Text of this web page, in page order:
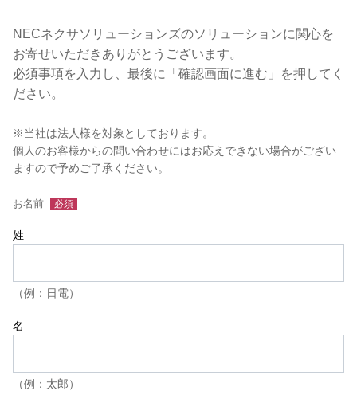
NECネクサソリューションズのソリューションに関心を
お寄せいただきありがとうございます。
必須事項を入力し、最後に「確認画面に進む」を押してく
ださい。
※当社は法人様を対象としております。
個人のお客様からの問い合わせにはお応えできない場合がござい
ますので予めご了承ください。
お名前
姓
（例：日電）
名
（例：太郎）